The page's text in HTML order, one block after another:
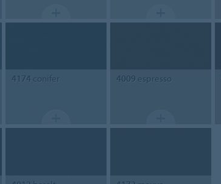
4174conifer 4009 espresso